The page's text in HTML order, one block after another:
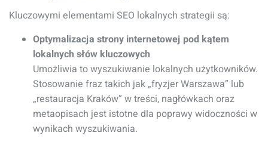
Kluczowymi elementami SEO lokalnych strategii są:
Optymalizacja strony internetowej pod kątem
lokalnych słów kluczowych
Umożliwia to wyszukiwanie lokalnych użytkowników.
Stosowanie fraz takich jak „fryzjer Warszawa” lub
„restauracja Kraków” w treści, nagłówkach oraz
metaopisach jest istotne dla poprawy widoczności w
wynikach wyszukiwania.